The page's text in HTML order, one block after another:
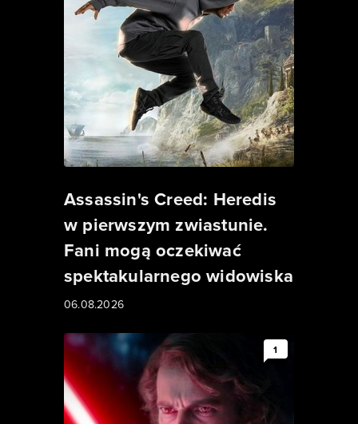
Assassin's Creed: Heredis
w pierwszym zwiastunie.
Fani mogą oczekiwać
spektakularnego widowiska
06.08.2026
1